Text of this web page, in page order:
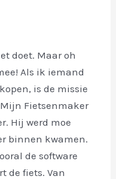
doet. Maar oh
Als ik iemand
is de missie
Fietsenmaker
Hij werd moe
binnen kwamen.
de software
de fiets. Van